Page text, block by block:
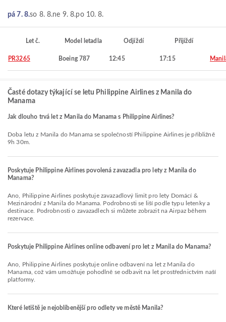
pá 7. 8.so 8. 8.ne 9. 8.po 10. 8.
Let č. Model letadla Odjíždí Přijíždí
PR3265 Boeing 787 12:45 17:15
Časté dotazy týkající se letu Philippine Airlines z Manila do
Manama
Jak dlouho trvá let z Manila do Manama s Philippine Airlines?
Doba letu z Manila do Manama se společností Philippine Airlines je přibližně
9h 30m.
Poskytuje Philippine Airlines povolená zavazadla pro lety z Manila do
Manama?
Ano, Philippine Airlines poskytuje zavazadlový limit pro lety Domácí &
Mezinárodní z Manila do Manama. Podrobnosti se liší podle typu letenky a
destinace. Podrobnosti o zavazadlech si můžete zobrazit na Airpaz během
rezervace.
Poskytuje Philippine Airlines online odbavení pro let z Manila do Manama?
Ano, Philippine Airlines poskytuje online odbavení na let z Manila do
Manama, což vám umožňuje pohodlně se odbavit na let prostřednictvím naší
platformy.
Které letiště je nejoblíbenější pro odlety ve městě Manila?